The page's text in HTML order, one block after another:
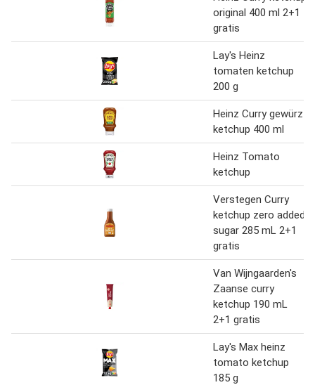
original 400 ml 2+1
gratis
Lay's Heinz
tomaten ketchup
200 g
Heinz Curry gewürz
ketchup 400 ml
Heinz Tomato
ketchup
Verstegen Curry
ketchup zero added
sugar 285 mL 2+1
gratis
Van Wijngaarden's
Zaanse curry
ketchup 190 mL
2+1 gratis
Lay's Max heinz
tomato ketchup
185 g